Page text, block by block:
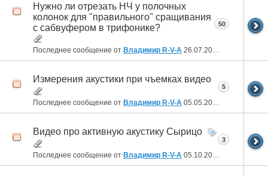
Нужно ли отрезать НЧ у полочных
колонок для "правильного" сращивания
с сабвуфером в трифонике?
Последнее сообщение от Владимир R-V-A 26.07.2026
50
Измерения акустики при чъемках видео
Последнее сообщение от Владимир R-V-A 05.05.2026
5
Видео про активную акустику Сырицо
Последнее сообщение от Владимир R-V-A 05.10.2025
3